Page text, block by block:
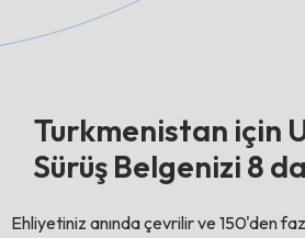
Turkmenistan için
Sürüş Belgenizi 8
Ehliyetiniz anında çevrilir ve 150'den